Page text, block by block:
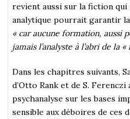
revient aussi sur la fiction
analytique pourrait garantir
« car aucune formation, aussi
jamais l’analyste à l’abri de la
Dans les chapitres suivants,
d’Otto Rank et de S.
psychanalyse sur les bases
sensible aux déboires de ces